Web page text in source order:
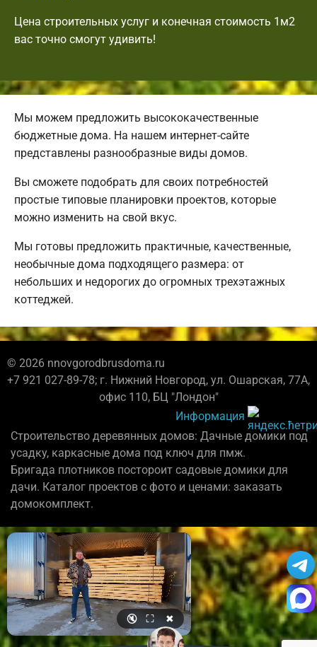
Цена строительных услуг и конечная стоимость 1м2
вас точно смогут удивить!
Мы можем предложить высококачественные
бюджетные дома. На нашем интернет-сайте
представлены разнообразные виды домов.
Вы сможете подобрать для своих потребностей
простые типовые планировки проектов, которые
можно изменить на свой вкус.
Мы готовы предложить практичные, качественные,
необычные дома подходящего размера: от
небольших и недорогих до огромных трехэтажных
коттеджей.
© 2026 nnovgorodbrusdoma.ru
+7 921 027-89-78; г. Нижний Новгород, ул. Ошарская, 77А,
офис 110, БЦ "Лондон"
Информация
Строительство деревянных домов: Дачные домики под
усадку, каркасные дома под ключ для пмж.
Бригада плотников постороит садовые домики для
дачи. Каталог проектов с фото и ценами: заказать
домокомплект.
🔇 ⛶ ✖